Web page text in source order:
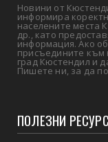
Новини от
информира
населените места
др., като
информация. Ако
присъедините към
град Кюстендил и
Пишете ни, за да
ПОЛЕЗНИ